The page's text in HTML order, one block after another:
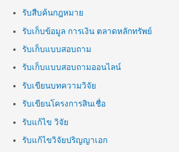
รับสืบค้นกฎหมาย
รับเก็บข้อมูล การเงิน ตลาดหลักทรัพย์
รับเก็บแบบสอบถาม
รับเก็บแบบสอบถามออนไลน์
รับเขียนบทความวิจัย
รับเขียนโครงการสินเชื่อ
รับแก้ไข วิจัย
รับแก้ไขวิจัยปริญญาเอก